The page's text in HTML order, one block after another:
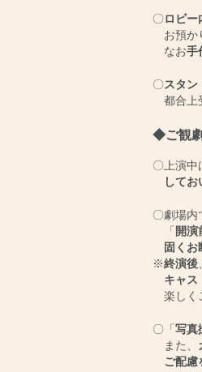
〇ロビ
お預か
なお手
〇スタン
都合上
◆ご観
〇上演中
してお
〇劇場内
「 開演
固くお
※終演後
キャス
楽しく
〇「 写真
また、
ご配慮